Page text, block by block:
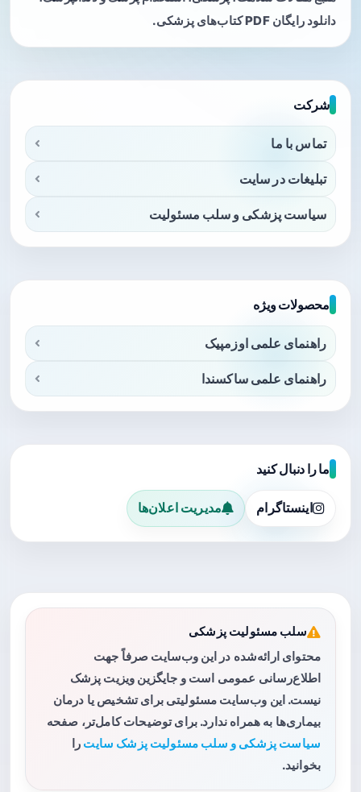
دانلود رایگان PDF کتاب‌های پزشکی.
شرکت
تماس با ما
تبلیغات در سایت
سیاست پزشکی و سلب مسئولیت
محصولات ویژه
راهنمای علمی اوزمپیک
راهنمای علمی ساکسندا
ما را دنبال کنید
اینستاگرام مدیریت اعلان‌ها
سلب مسئولیت پزشکی
محتوای ارائه‌شده در این وب‌سایت صرفاً جهت
اطلاع‌رسانی عمومی است و جایگزین ویزیت پزشک
نیست. این وب‌سایت مسئولیتی برای تشخیص یا درمان
بیماری‌ها به همراه ندارد. برای توضیحات کامل‌تر، صفحه
سیاست پزشکی و سلب مسئولیت پزشک سایت را
بخوانید.